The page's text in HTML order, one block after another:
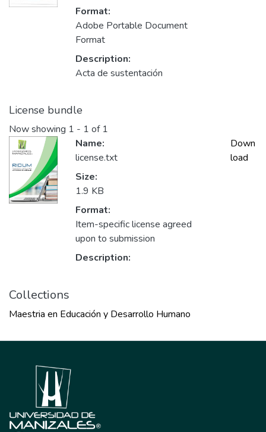
Format:
Adobe Portable Document
Format
Description:
Acta de sustentación
License bundle
Now showing 1 - 1 of 1
Name:
license.txt
Size:
1.9 KB
Format:
Item-specific license agreed
upon to submission
Description:
Down
load
Collections
Maestria en Educación y Desarrollo Humano